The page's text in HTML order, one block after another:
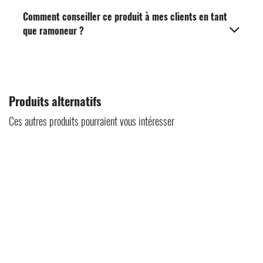
Comment conseiller ce produit à mes clients en tant
que ramoneur ?
Produits alternatifs
Ces autres produits pourraient vous intéresser